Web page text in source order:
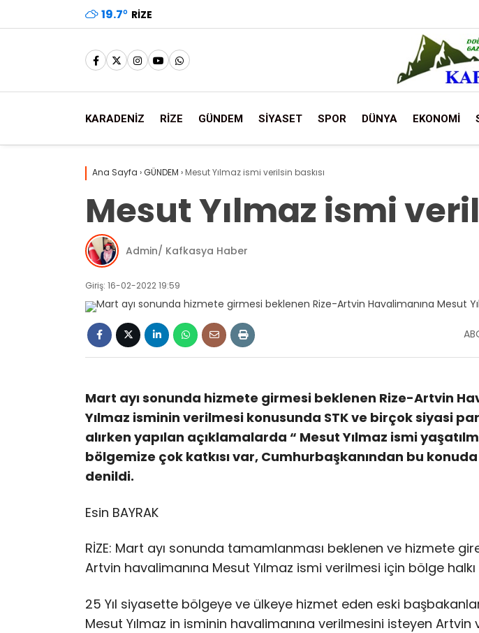
19.7° RIZE
KARADENİZ RİZE GÜNDEM SİYASET SPOR DÜNYA EKONOMİ
Ana Sayfa ›GÜNDEM › Mesut Yılmaz ismi verilsin baskısı
Mesut Yılmaz ismi
Admin/ Kafkasya Haber
Giriş: 16-02-2022 19:59
Mart ayı sonunda hizmete girmesi beklenen Rize-Artvin
Yılmaz isminin verilmesi konusunda STK ve birçok siyasi
alırken yapılan açıklamalarda “ Mesut Yılmaz ismi
bölgemize çok katkısı var, Cumhurbaşkanından bu
denildi.
Esin BAYRAK
RİZE: Mart ayı sonunda tamamlanması beklenen ve hizmete
Artvin havalimanına Mesut Yılmaz ismi verilmesi için bölge halkı
25 Yıl siyasette bölgeye ve ülkeye hizmet eden eski
Mesut Yılmaz in isminin havalimanına verilmesini isteyen Artvin